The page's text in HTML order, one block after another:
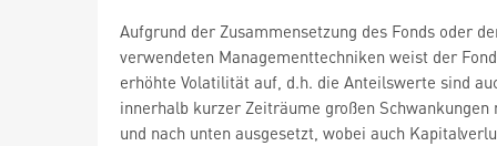
Aufgrund der Zusammensetzung des Fonds oder
verwendeten Managementtechniken weist der
erhöhte Volatilität auf, d.h. die Anteilswerte sind
innerhalb kurzer Zeiträume großen Schwankungen
und nach unten ausgesetzt, wobei auch